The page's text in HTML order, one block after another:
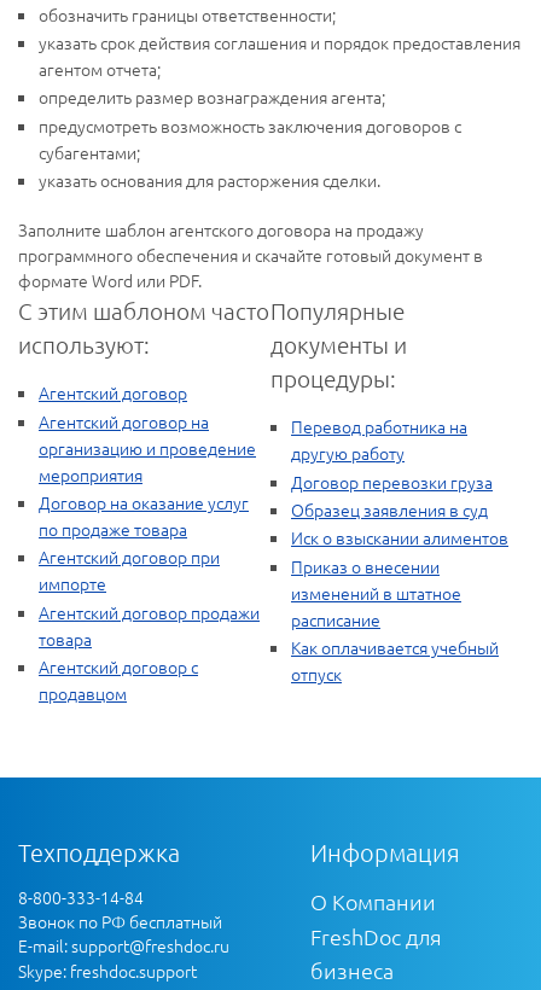
обозначить границы ответственности;
указать срок действия соглашения и порядок предоставления
агентом отчета;
определить размер вознаграждения агента;
предусмотреть возможность заключения договоров с
субагентами;
указать основания для расторжения сделки.
Заполните шаблон агентского договора на продажу
программного обеспечения и скачайте готовый документ в
формате Word или PDF.
С этим шаблоном часто
используют:
Агентский договор
Агентский договор на
организацию и проведение
мероприятия
Договор на оказание услуг
по продаже товара
Агентский договор при
импорте
Агентский договор продажи
товара
Агентский договор с
продавцом
Популярные
документы и
процедуры:
Перевод работника на
другую работу
Договор перевозки груза
Образец заявления в суд
Иск о взыскании алиментов
Приказ о внесении
изменений в штатное
расписание
Как оплачивается учебный
отпуск
Техподдержка
8-800-333-14-84
Звонок по РФ бесплатный
E-mail:support@freshdoc.ru
Skype: freshdoc.support
Информация
О Компании
FreshDoc для
бизнеса